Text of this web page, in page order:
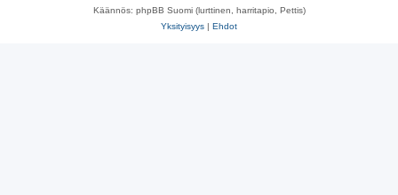
Käännös: phpBB Suomi (lurttinen, harritapio, Pettis)
Yksityisyys | Ehdot